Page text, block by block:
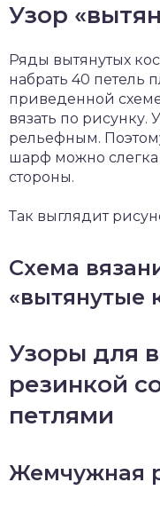
Узор
Ряды вытянутых
набрать 40 петель
приведенной
вязать по рисунку.
рельефным.
шарф можно слегка
стороны.
Так выглядит
Схема
«вытянутые
Узоры для
резинкой
петлями
Жемчужная